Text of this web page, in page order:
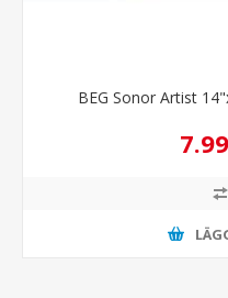
BEG Sonor Artist